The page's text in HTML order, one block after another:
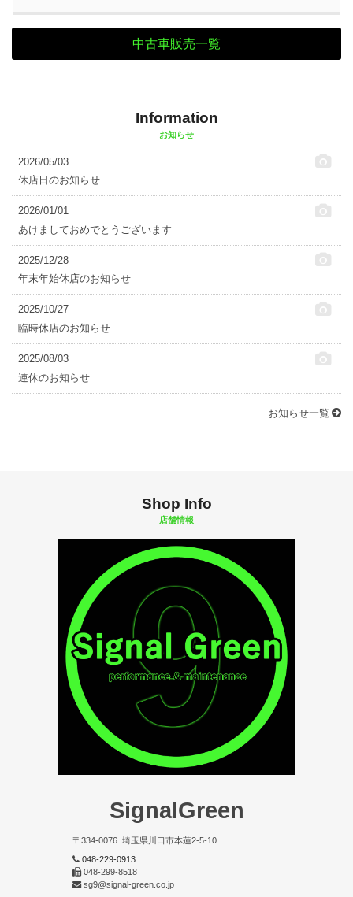
中古車販売一覧
Information
お知らせ
2026/05/03
休店日のお知らせ
2026/01/01
あけましておめでとうございます
2025/12/28
年末年始休店のお知らせ
2025/10/27
臨時休店のお知らせ
2025/08/03
連休のお知らせ
お知らせ一覧
Shop Info
店舗情報
SignalGreen
〒334-0076 埼玉県川口市本蓮2-5-10
048-229-0913
048-299-8518
sg9@signal-green.co.jp